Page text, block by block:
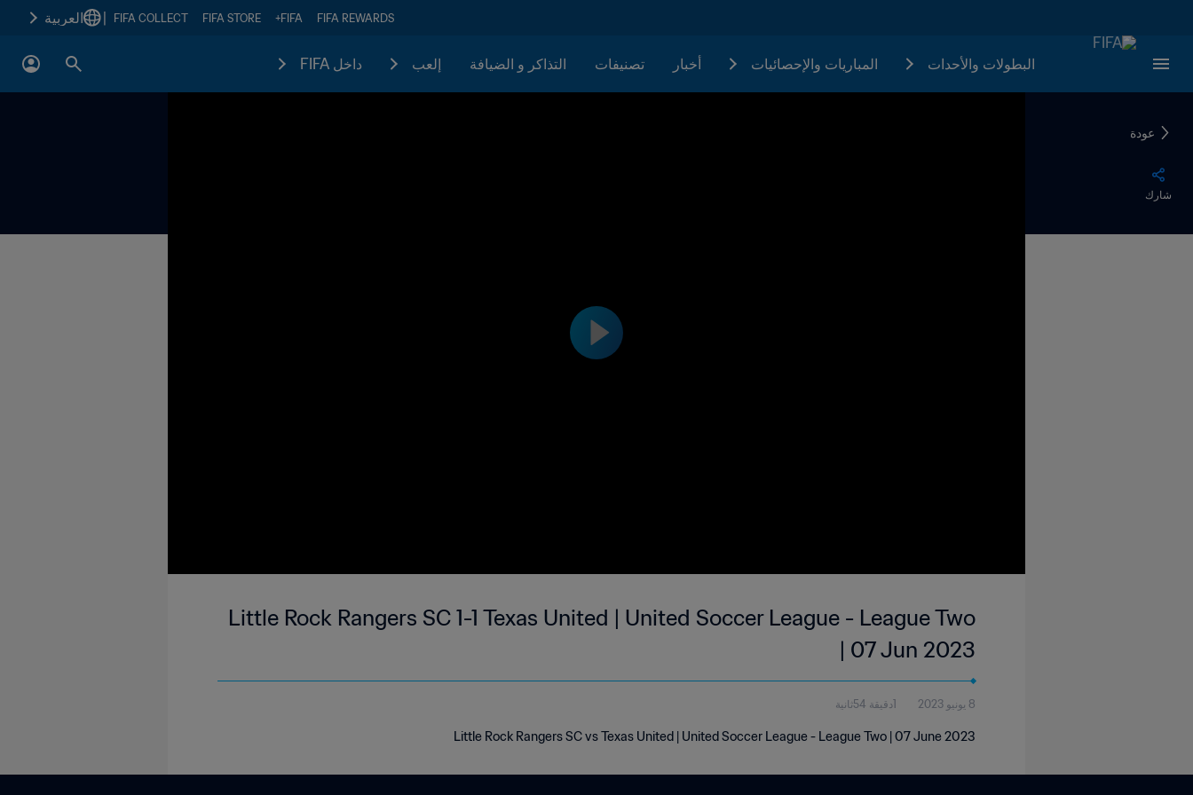
FIFA REWARDS
FIFA+
FIFA STORE
FIFA COLLECT العربية
البطولات والأحدات المباريات والإحصائيات أخبار تصنيفات التذاكر و الضيافة إلعب داخل FIFA
عودة
شارك
Little Rock Rangers SC 1-1 Texas United | United Soccer League - League Two
| 07 Jun 2023
8 يونيو 2023 1دقيقة 54ثانية
Little Rock Rangers SC vs Texas United | United Soccer League - League Two | 07 June 2023